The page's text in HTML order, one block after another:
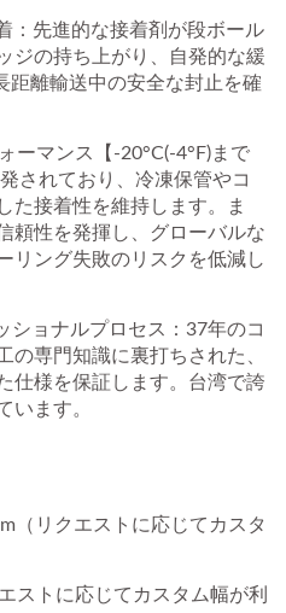
：先進的な接着剤が段ボール
ジの持ち上がり、自発的な緩
離輸送中の安全な封止を確
ーマンス【-20°C(-4°F)まで
されており、冷凍保管やコ
た接着性を維持します。ま
頼性を発揮し、グローバルな
リング失敗のリスクを低減し
ショナルプロセス：37年のコ
の専門知識に裏打ちされた、
仕様を保証します。台湾で誇
います。
（リクエストに応じてカスタ
ストに応じてカスタム幅が利